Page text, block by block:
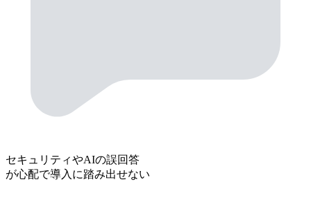
セキュリティやAIの誤回答
が心配で導入に踏み出せない